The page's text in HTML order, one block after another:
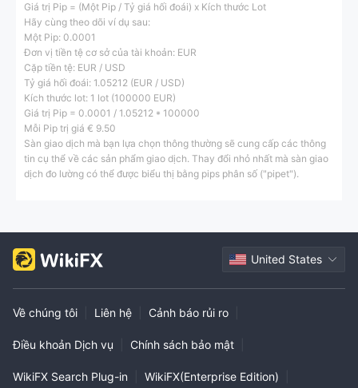
Giá trị Pip = (Một Pip / Tỷ giá hối đoái) x Kích thước Lot
Hãy cùng theo dõi ví dụ sau:
Một Pip: 0.0001
Đơn vị tiền tệ cơ sở của tài khoản: EUR
Cặp tiền tệ: EUR / USD
Tỷ giá hối đoái: 1.05212 (EUR / USD)
Kích thước lot: 1 lot (100000 EUR)
Giá trị Pip = 0.0001 / 1.05212 * 100000
Mỗi Pip trị giá € 9.50
Sàn giao dịch mà bạn lựa chọn thông thường sẽ cung cấp các thông
tin cụ thể về các sản phẩm giao dịch. Thay đổi nhỏ nhất mà sàn giao
dịch đo lường có thể được biểu thị bằng pips phân số ("pipet").
United States
Về chúng tôi Liên hệ Cảnh báo rủi ro
Điều khoản Dịch vụ Chính sách bảo mật
WikiFX Search Plug-in WikiFX(Enterprise Edition)